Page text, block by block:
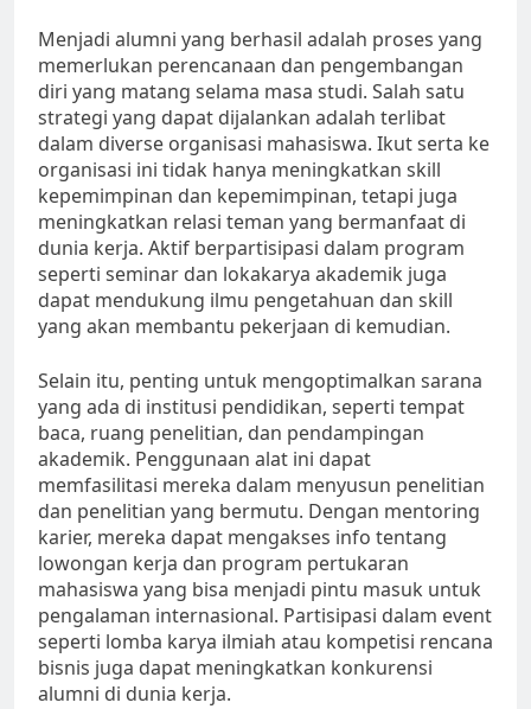
Menjadi alumni yang berhasil adalah proses yang
memerlukan perencanaan dan pengembangan
diri yang matang selama masa studi. Salah satu
strategi yang dapat dijalankan adalah terlibat
dalam diverse organisasi mahasiswa. Ikut serta ke
organisasi ini tidak hanya meningkatkan skill
kepemimpinan dan kepemimpinan, tetapi juga
meningkatkan relasi teman yang bermanfaat di
dunia kerja. Aktif berpartisipasi dalam program
seperti seminar dan lokakarya akademik juga
dapat mendukung ilmu pengetahuan dan skill
yang akan membantu pekerjaan di kemudian.
Selain itu, penting untuk mengoptimalkan sarana
yang ada di institusi pendidikan, seperti tempat
baca, ruang penelitian, dan pendampingan
akademik. Penggunaan alat ini dapat
memfasilitasi mereka dalam menyusun penelitian
dan penelitian yang bermutu. Dengan mentoring
karier, mereka dapat mengakses info tentang
lowongan kerja dan program pertukaran
mahasiswa yang bisa menjadi pintu masuk untuk
pengalaman internasional. Partisipasi dalam event
seperti lomba karya ilmiah atau kompetisi rencana
bisnis juga dapat meningkatkan konkurensi
alumni di dunia kerja.